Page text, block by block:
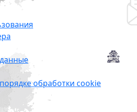
обработки cookie